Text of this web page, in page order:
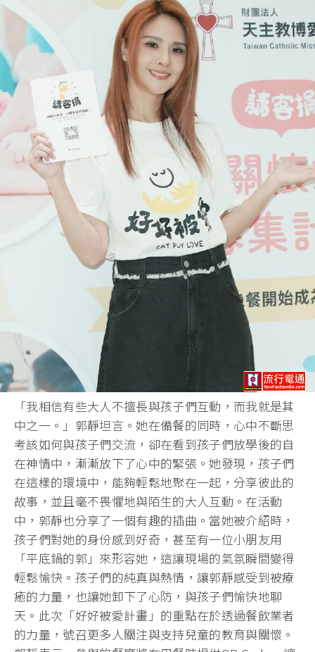
「我相信有些大人不擅長與孩子們互動，而我就是其
中之一。」郭靜坦言。她在備餐的同時，心中不斷思
考該如何與孩子們交流，卻在看到孩子們放學後的自
在神情中，漸漸放下了心中的緊張。她發現，孩子們
在這樣的環境中，能夠輕鬆地聚在一起，分享彼此的
故事，並且毫不畏懼地與陌生的大人互動。在活動
中，郭靜也分享了一個有趣的插曲。當她被介紹時，
孩子們對她的身份感到好奇，甚至有一位小朋友用
「平底鍋的郭」來形容她，這讓現場的氣氛瞬間變得
輕鬆愉快。孩子們的純真與熱情，讓郭靜感受到被療
癒的力量，也讓她卸下了心防，與孩子們愉快地聊
天。此次「好好被愛計畫」的重點在於透過餐飲業者
的力量，號召更多人關注與支持兒童的教育與關懷。